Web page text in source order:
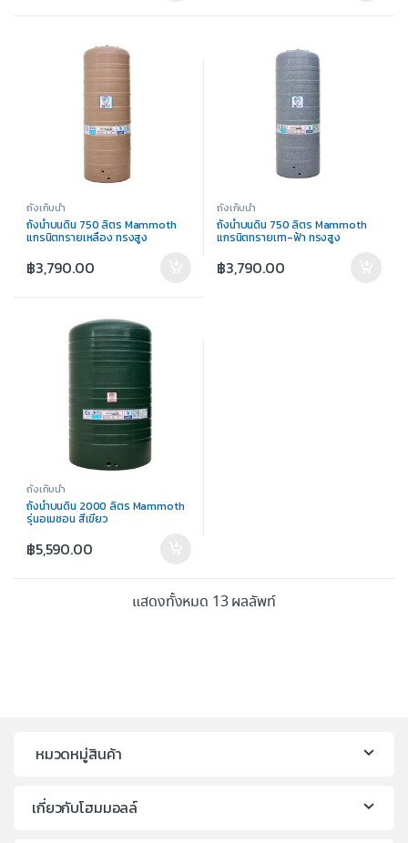
ถังเก็บน้ำ
ถังน้ำบนดิน 750 ลิตร Mammoth
แกรนิตทรายเหลือง ทรงสูง
฿3,790.00
ถังเก็บน้ำ
ถังน้ำบนดิน 750 ลิตร Mammoth
แกรนิตทรายเทา-ฟ้า ทรงสูง
฿3,790.00
ถังเก็บน้ำ
ถังน้ำบนดิน 2000 ลิตร Mammoth
รุ่นอเมซอน สีเขียว
฿5,590.00
แสดงทั้งหมด 13 ผลลัพท์
หมวดหมู่สินค้า
เกี่ยวกับโฮมมอลล์